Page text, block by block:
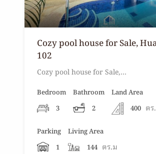
Cozy pool house for Sale,
102
Cozy pool house for Sale,…
Bedroom
3
Bathroom
2
Land Area
400 ต
Parking
1
Living Area
144 ตร.ม